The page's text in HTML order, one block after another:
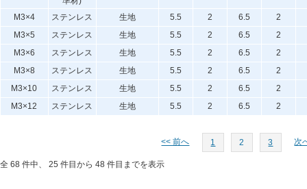
M3×4
ステンレス 生地 5.5 2 6.5
2
M3×5
ステンレス 生地 5.5 2 6.5
2
M3×6
ステンレス 生地 5.5 2 6.5
2
M3×8
ステンレス 生地 5.5 2 6.5
2
M3×10
ステンレス 生地 5.5 2 6.5
2
M3×12
ステンレス 生地 5.5 2 6.5 2
<< 前へ 1 2 3 次
全 68 件中、 25 件目から 48 件目までを表示